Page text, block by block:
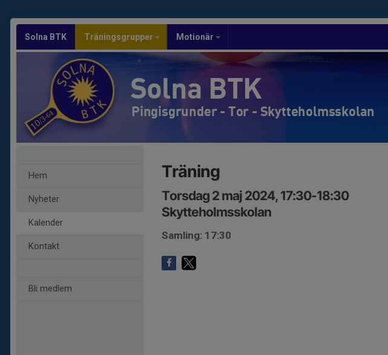
Solna BTK Träningsgrupper Motionär
Solna BTK
Pingisgrunder - Tor - Skytteholmsskolan
Hem
Nyheter
Kalender
Kontakt
Bli medlem
Träning
Torsdag 2 maj 2024, 17:30-18:30
Skytteholmsskolan
Samling: 17:30